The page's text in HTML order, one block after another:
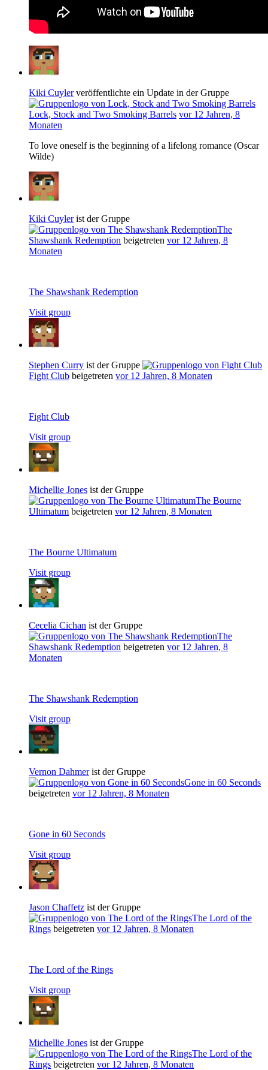
Kiki Cuylerveröffentlichte ein Update in der Gruppe
Lock, Stock and Two Smoking Barrels vor 12 Jahren, 8
Monaten
To love oneself is the beginning of a lifelong romance (Oscar
Wilde)
Kiki Cuylerist der Gruppe
The
Shawshank Redemption beigetreten vor 12 Jahren, 8
Monaten
The Shawshank Redemption
Visit group
Stephen Curry ist der Gruppe
Fight Club beigetreten vor 12 Jahren, 8 Monaten
Fight Club
Visit group
Michellie Jones ist der Gruppe
The Bourne
Ultimatum beigetreten vor 12 Jahren, 8 Monaten
The Bourne Ultimatum
Visit group
Cecelia Cichan ist der Gruppe
The
Shawshank Redemption beigetreten vor 12 Jahren, 8
Monaten
The Shawshank Redemption
Visit group
Vernon Dahmerist der Gruppe
Gone in 60 Seconds
beigetreten vor 12 Jahren, 8 Monaten
Gone in 60 Seconds
Visit group
Jason Chaffetz ist der Gruppe
The Lord of the
Rings beigetreten vor 12 Jahren, 8 Monaten
The Lord of the Rings
Visit group
Michellie Jones ist der Gruppe
The Lord of the
Rings beigetreten vor 12 Jahren, 8 Monaten